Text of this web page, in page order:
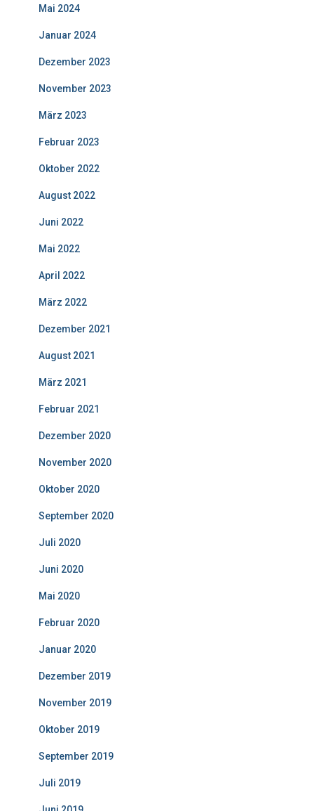
Mai 2024
Januar 2024
Dezember 2023
November 2023
März 2023
Februar 2023
Oktober 2022
August 2022
Juni 2022
Mai 2022
April 2022
März 2022
Dezember 2021
August 2021
März 2021
Februar 2021
Dezember 2020
November 2020
Oktober 2020
September 2020
Juli 2020
Juni 2020
Mai 2020
Februar 2020
Januar 2020
Dezember 2019
November 2019
Oktober 2019
September 2019
Juli 2019